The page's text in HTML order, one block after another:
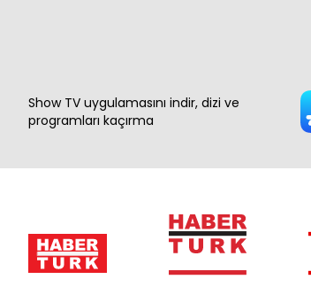
Show TV uygulamasını indir, dizi ve
programları kaçırma